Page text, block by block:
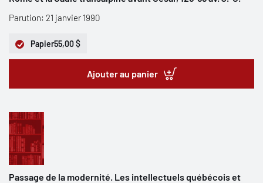
Parution: 21 janvier 1990
Papier55,00 $
Ajouter au panier
Passage de la modernité. Les intellectuels québécois et